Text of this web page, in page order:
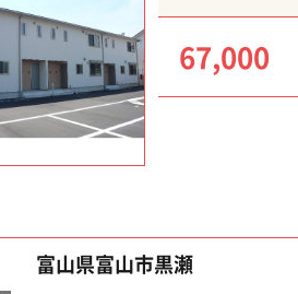
67,000
富山県富山市黒瀬